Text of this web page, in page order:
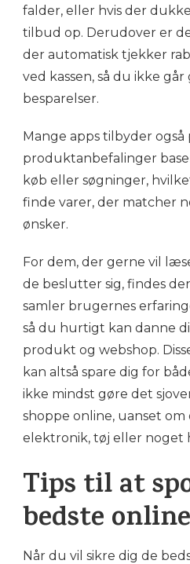
falder, eller hvis der
tilbud op. Derudover er
der automatisk tjekker
ved kassen, så du ikke går
besparelser.
Mange apps tilbyder også
produktanbefalinger
køb eller søgninger,
finde varer, der matcher
ønsker.
For dem, der gerne vil
de beslutter sig, findes
samler brugernes
så du hurtigt kan danne
produkt og webshop.
kan altså spare dig for
ikke mindst gøre det
shoppe online, uanset
elektronik, tøj eller noget
Tips til at
bedste
Når du vil sikre dig de